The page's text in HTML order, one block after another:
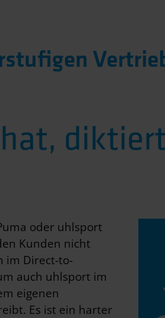
oder uhlsport
Kunden nicht
im Direct-to-
auch uhlsport im
eigenen
Es ist ein harter